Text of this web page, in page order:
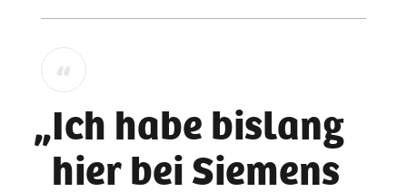
Ich habe bislang
hier bei Siemens